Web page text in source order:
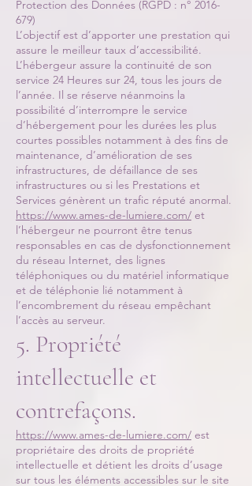
Protection des Données (RGPD : n° 2016-
679)
L’objectif est d’apporter une prestation qui
assure le meilleur taux d’accessibilité.
L’hébergeur assure la continuité de son
service 24 Heures sur 24, tous les jours de
l’année. Il se réserve néanmoins la
possibilité d’interrompre le service
d’hébergement pour les durées les plus
courtes possibles notamment à des fins de
maintenance, d’amélioration de ses
infrastructures, de défaillance de ses
infrastructures ou si les Prestations et
Services génèrent un trafic réputé anormal.
https://www.ames-de-lumiere.com/ et
l’hébergeur ne pourront être tenus
responsables en cas de dysfonctionnement
du réseau Internet, des lignes
téléphoniques ou du matériel informatique
et de téléphonie lié notamment à
l’encombrement du réseau empêchant
l’accès au serveur.
5. Propriété
intellectuelle et
contrefaçons.
https://www.ames-de-lumiere.com/ est
propriétaire des droits de propriété
intellectuelle et détient les droits d’usage
sur tous les éléments accessibles sur le site